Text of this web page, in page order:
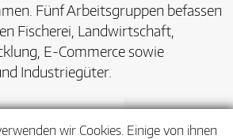
Fünf Arbeitsgruppen befassen
Fischerei, Landwirtschaft,
E-Commerce sowie
Industriegüter.
wir Cookies. Einige von ihnen